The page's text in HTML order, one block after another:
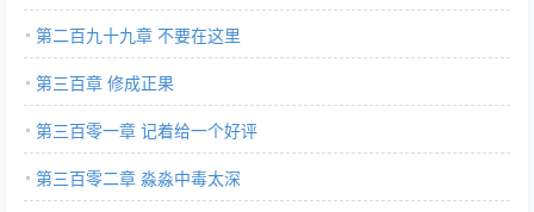
第二百九十九章 不要在这里
第三百章 修成正果
第三百零一章 记着给一个好评
第三百零二章 淼淼中毒太深